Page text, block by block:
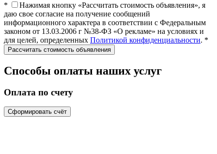
*
Нажимая кнопку «Рассчитать стоимость объявления», я
даю свое согласие на получение сообщений
информационного характера в соответствии с Федеральным
законом от 13.03.2006 г №38-ФЗ «О рекламе» на условиях и
для целей, определенных Политикой конфиденциальности. *
Способы оплаты наших услуг
Оплата по счету
Сформировать счёт